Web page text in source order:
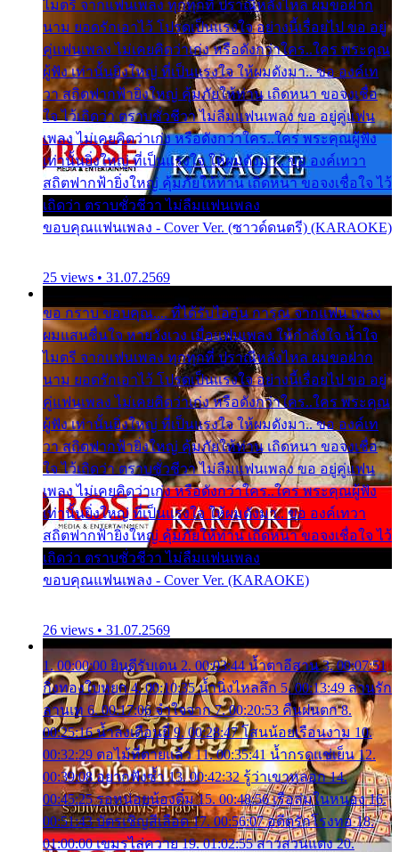
ไมตรี จากแฟนเพลง ทุกทุกที่ ปราณีหลั่งไหล ผมขอฝาก
นาม ยอดรักเอาไว้ โปรดเป็นแรงใจ อย่างนี้เรื่อยไป ขอ อยู่
คู่แฟนเพลง ไม่เคยคิดว่าเก่ง หรือดังกว่าใคร..ใคร พระคุณ
ผู้ฟัง เท่านั้นยิ่งใหญ่ ที่เป็นแรงใจ ให้ผมดังมา.. ขอ องค์เท
วา สถิตฟากฟ้ายิ่งใหญ่ คุ้มภัยให้ท่าน เถิดหนา ขอจงเชื่อ
ใจ ไว้เถิดว่า ตราบชั่วชีวา ไม่ลืมแฟนเพลง ขอ อยู่คู่แฟน
เพลง ไม่เคยคิดว่าเก่ง หรือดังกว่าใคร..ใคร พระคุณผู้ฟัง
เท่านั้นยิ่งใหญ่ ที่เป็นแรงใจ ให้ผมดังมา.. ขอ องค์เทวา
สถิตฟากฟ้ายิ่งใหญ่ คุ้มภัยให้ท่าน เถิดหนา ขอจงเชื่อใจ ไว้
เถิดว่า ตราบชั่วชีวา ไม่ลืมแฟนเพลง
ขอบคุณแฟนเพลง - Cover Ver. (ซาวด์ดนตรี) (KARAOKE)
25 views • 31.07.2569
ขอ กราบ ขอบคุณ.... ที่ได้รับไออุ่น การุณ จากแฟน เพลง
ผมแสนชื่นใจ หายวังเวง เมื่อแฟนเพลง ให้กำลังใจ น้ำใจ
ไมตรี จากแฟนเพลง ทุกทุกที่ ปราณีหลั่งไหล ผมขอฝาก
นาม ยอดรักเอาไว้ โปรดเป็นแรงใจ อย่างนี้เรื่อยไป ขอ อยู่
คู่แฟนเพลง ไม่เคยคิดว่าเก่ง หรือดังกว่าใคร..ใคร พระคุณ
ผู้ฟัง เท่านั้นยิ่งใหญ่ ที่เป็นแรงใจ ให้ผมดังมา.. ขอ องค์เท
วา สถิตฟากฟ้ายิ่งใหญ่ คุ้มภัยให้ท่าน เถิดหนา ขอจงเชื่อ
ใจ ไว้เถิดว่า ตราบชั่วชีวา ไม่ลืมแฟนเพลง ขอ อยู่คู่แฟน
เพลง ไม่เคยคิดว่าเก่ง หรือดังกว่าใคร..ใคร พระคุณผู้ฟัง
เท่านั้นยิ่งใหญ่ ที่เป็นแรงใจ ให้ผมดังมา.. ขอ องค์เทวา
สถิตฟากฟ้ายิ่งใหญ่ คุ้มภัยให้ท่าน เถิดหนา ขอจงเชื่อใจ ไว้
เถิดว่า ตราบชั่วชีวา ไม่ลืมแฟนเพลง
ขอบคุณแฟนเพลง - Cover Ver. (KARAOKE)
26 views • 31.07.2569
1. 00:00:00 ยินดีรับเดน 2. 00:03:44 น้ำตาอีสาน 3. 00:07:51
กิ่งทองใบหยก 4. 00:10:35 น้ำนิ่งไหลลึก 5. 00:13:49 ลานรัก
ลานเท 6. 00:17:06 จำใจจาก 7. 00:20:53 คืนฝนตก 8.
00:25:16 น้ำลงเดือนยี่ 9. 00:28:47 โสนน้อยเรือนงาม 10.
00:32:29 ตอไม้ที่ตายแล้ว 11. 00:35:41 น้ำกรดแช่เย็น 12.
00:39:08 อยากฟังซ้ำ 13. 00:42:32 รู้ว่าเขาหลอก 14.
00:45:25 รอหน่อยน้องติ๋ม 15. 00:48:56 เรือล่มในหนอง 16.
00:51:43 บัตรเชิญสีเลือด 17. 00:56:07 อดีตรักโรงทอ 18.
01:00:00 เขมรไล่ควาย 19. 01:02:55 สาวสวนแตง 20.